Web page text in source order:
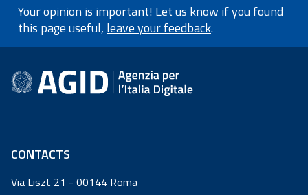
Academy
Communication
Your opinion is important! Let us know if you found
this page useful, leave your feedback.
footer information
CONTACTS
Via Liszt 21 - 00144 Roma